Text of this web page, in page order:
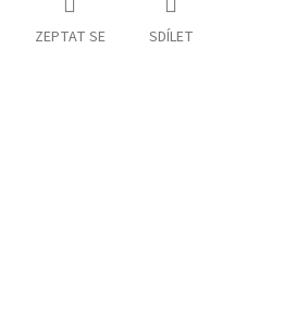
ZEPTAT SE SDÍLET